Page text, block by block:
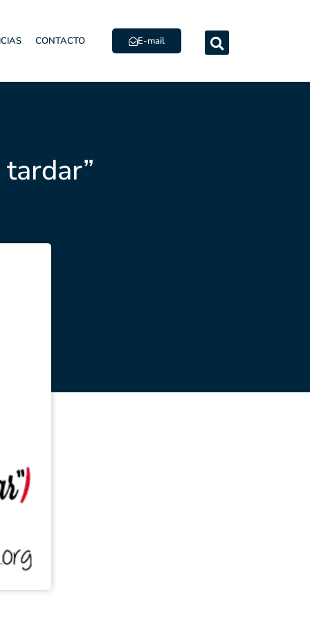
CONTACTO E-mail